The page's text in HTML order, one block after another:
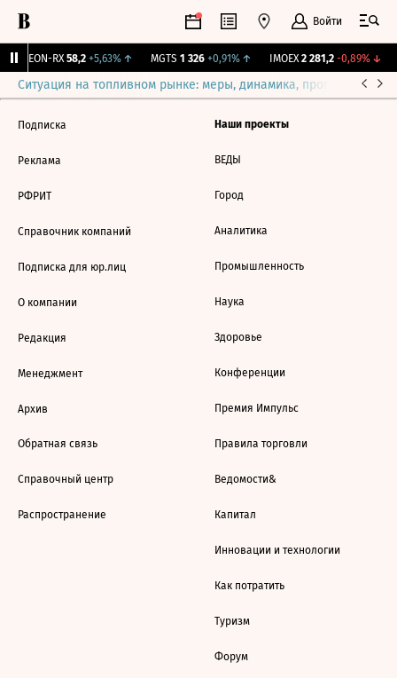
Войти
VEON-RX 58,2 +5,63%↑ MGTS 1 326 +0,91%↑ IMOEX 2 281,2 -0,89%↓
Ситуация на топливном рынке: меры, динамика, прогнозы
Подписка
Реклама
РФРИТ
Справочник компаний
Подписка для юр.лиц
О компании
Редакция
Менеджмент
Архив
Обратная связь
Справочный центр
Распространение
Наши проекты
ВЕДЫ
Город
Аналитика
Промышленность
Наука
Здоровье
Конференции
Премия Импульс
Правила торговли
Ведомости&
Капитал
Инновации и технологии
Как потратить
Туризм
Форум